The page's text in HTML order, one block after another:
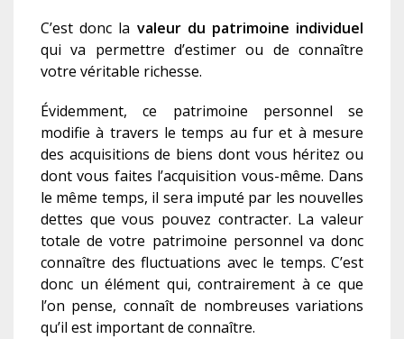
C’est donc la valeur du patrimoine individuel
qui va permettre d’estimer ou de connaître
votre véritable richesse.
Évidemment, ce patrimoine personnel se
modifie à travers le temps au fur et à mesure
des acquisitions de biens dont vous héritez ou
dont vous faites l’acquisition vous-même. Dans
le même temps, il sera imputé par les nouvelles
dettes que vous pouvez contracter. La valeur
totale de votre patrimoine personnel va donc
connaître des fluctuations avec le temps. C’est
donc un élément qui, contrairement à ce que
l’on pense, connaît de nombreuses variations
qu’il est important de connaître.